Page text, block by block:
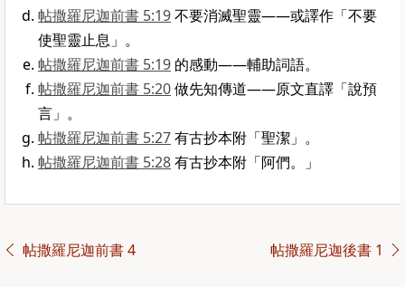
帖撒羅尼迦前書 5:19不要消滅聖靈——或譯作「不要
使聖靈止息」。
帖撒羅尼迦前書 5:19 的感動——輔助詞語。
帖撒羅尼迦前書 5:20做先知傳道——原文直譯「說預
言」。
帖撒羅尼迦前書 5:27有古抄本附「聖潔」。
帖撒羅尼迦前書 5:28有古抄本附「阿們。」
帖撒羅尼迦前書 4 帖撒羅尼迦後書 1